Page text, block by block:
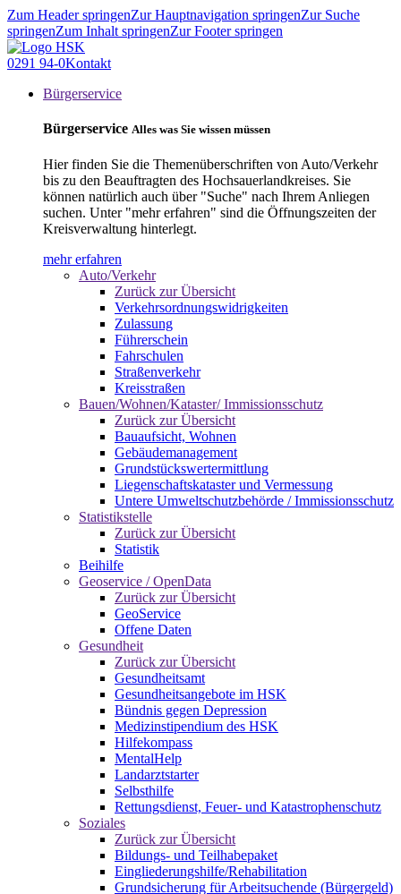
Zum Header springenZur Hauptnavigation springenZur Suche
springenZum Inhalt springenZur Footer springen
0291 94-0Kontakt
Bürgerservice
Bürgerservice Alles was Sie wissen müssen
Hier finden Sie die Themenüberschriften von Auto/Verkehr
bis zu den Beauftragten des Hochsauerlandkreises. Sie
können natürlich auch über "Suche" nach Ihrem Anliegen
suchen. Unter "mehr erfahren" sind die Öffnungszeiten der
Kreisverwaltung hinterlegt.
mehr erfahren
Auto/Verkehr
Zurück zur Übersicht
Verkehrsordnungswidrigkeiten
Zulassung
Führerschein
Fahrschulen
Straßenverkehr
Kreisstraßen
Bauen/Wohnen/Kataster/ Immissionsschutz
Zurück zur Übersicht
Bauaufsicht, Wohnen
Gebäudemanagement
Grundstückswertermittlung
Liegenschaftskataster und Vermessung
Untere Umweltschutzbehörde / Immissionsschutz
Statistikstelle
Zurück zur Übersicht
Statistik
Beihilfe
Geoservice / OpenData
Zurück zur Übersicht
GeoService
Offene Daten
Gesundheit
Zurück zur Übersicht
Gesundheitsamt
Gesundheitsangebote im HSK
Bündnis gegen Depression
Medizinstipendium des HSK
Hilfekompass
MentalHelp
Landarztstarter
Selbsthilfe
Rettungsdienst, Feuer- und Katastrophenschutz
Soziales
Zurück zur Übersicht
Bildungs- und Teilhabepaket
Eingliederungshilfe/Rehabilitation
Grundsicherung für Arbeitsuchende (Bürgergeld)